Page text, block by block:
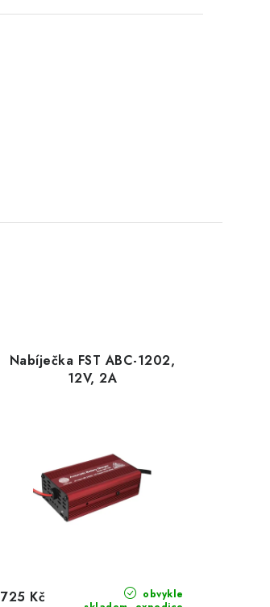
Nabíječka FST ABC-1202,
12V, 2A
obvykle
725 Kč